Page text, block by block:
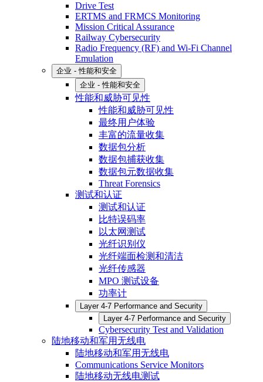
Drive Test
ERTMS and FRMCS Monitoring
Mission Critical Assurance
Railway Cybersecurity
Radio Frequency (RF) and Wi-Fi Channel
Emulation
企业 - 性能和安全
企业 - 性能和安全
性能和威胁可见性
性能和威胁可见性
最终用户体验
丰富的流量收集
数据包分析
数据包捕获收集
数据包元数据收集
Threat Forensics
测试和认证
测试和认证
比特误码率
以太网测试
光纤识别仪
光纤端面检测和清洁
光纤传感器
MPO 测试设备
功率计
Layer 4-7 Performance and Security
Layer 4-7 Performance and Security
Cybersecurity Test and Validation
陆地移动和军用无线电
陆地移动和军用无线电
Communications Service Monitors
陆地移动无线电测试